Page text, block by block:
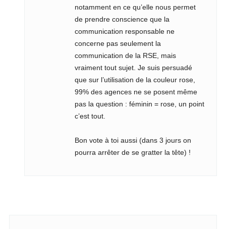
notamment en ce qu’elle nous permet
de prendre conscience que la
communication responsable ne
concerne pas seulement la
communication de la RSE, mais
vraiment tout sujet. Je suis persuadé
que sur l’utilisation de la couleur rose,
99% des agences ne se posent même
pas la question : féminin = rose, un point
c’est tout.
Bon vote à toi aussi (dans 3 jours on
pourra arrêter de se gratter la tête) !